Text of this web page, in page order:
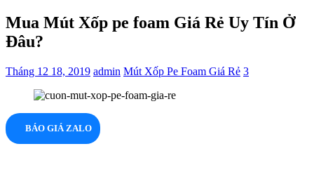
Mua Mút Xốp pe foam Giá Rẻ Uy Tín Ở
Đâu?
Tháng 12 18, 2019 admin Mút Xốp Pe Foam Giá Rẻ 3
BÁO GIÁ ZALO